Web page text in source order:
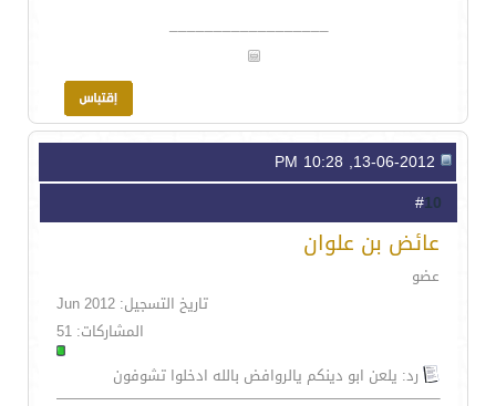
__________________
10
عائض بن علوان
عضو
تاريخ التسجيل: Jun 2012
المشاركات: 51
رد: يلعن ابو دينكم يالروافض بالله ادخلوا تشوفون